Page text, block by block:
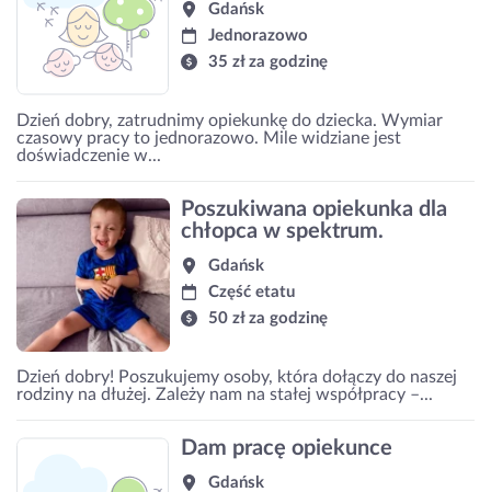
Gdańsk
Jednorazowo
35 zł za godzinę
Dzień dobry, zatrudnimy opiekunkę do dziecka. Wymiar
czasowy pracy to jednorazowo. Mile widziane jest
doświadczenie w...
Poszukiwana opiekunka dla
chłopca w spektrum.
Gdańsk
Część etatu
50 zł za godzinę
Dzień dobry! Poszukujemy osoby, która dołączy do naszej
rodziny na dłużej. Zależy nam na stałej współpracy –...
Dam pracę opiekunce
Gdańsk